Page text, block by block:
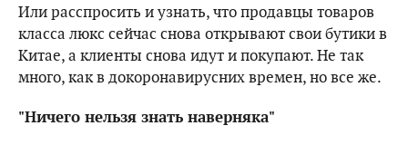
Или расспросить и узнать, что продавцы товаров
класса люкс сейчас снова открывают свои бутики в
Китае, а клиенты снова идут и покупают. Не так
много, как в докоронавирусних времен, но все же.
"Ничего нельзя знать наверняка"